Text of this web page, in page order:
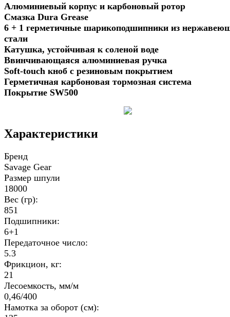
Алюминиевый корпус и карбоновый ротор
Смазка Dura Grease
6 + 1 герметичные шарикоподшипники из
стали
Катушка, устойчивая к соленой воде
Ввинчивающаяся алюминиевая ручка
Soft-touch кноб с резиновым покрытием
Герметичная карбоновая тормозная система
Покрытие SW500
Характеристики
Бренд
Savage Gear
Размер шпули
18000
Вес (гр):
851
Подшипники:
6+1
Передаточное число:
5.3
Фрикцион, кг:
21
Лесоемкость, мм/м
0,46/400
Намотка за оборот (см):